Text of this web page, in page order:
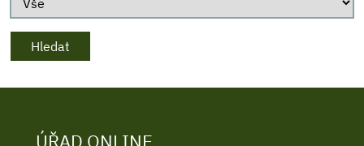
ÚŘAD ONLINE